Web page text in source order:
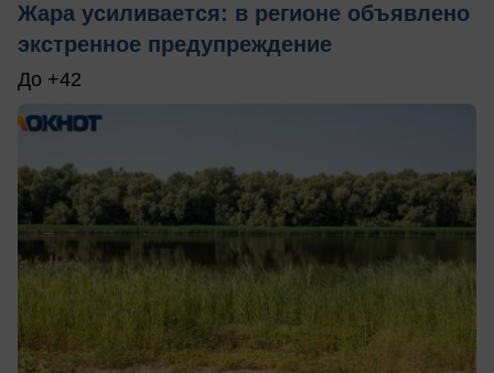
Жара усиливается: в регионе объявлено
экстренное предупреждение
До +42